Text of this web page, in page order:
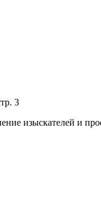
3
изыскателей и